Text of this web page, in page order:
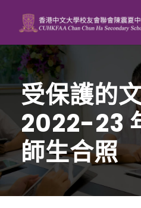
受保護的
2022-23
師生合照